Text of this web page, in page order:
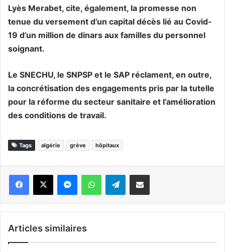
Lyès Merabet, cite, également, la promesse non
tenue du versement d’un capital décès lié au Covid-
19 d’un million de dinars aux familles du personnel
soignant.
Le SNECHU, le SNPSP et le SAP réclament, en outre,
la concrétisation des engagements pris par la tutelle
pour la réforme du secteur sanitaire et l’amélioration
des conditions de travail.
Tags algérie grève hôpitaux
WhatsApp Telegram
Articles similaires